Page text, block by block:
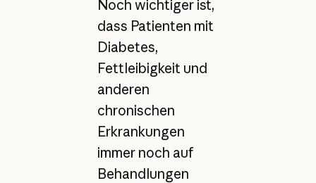
Noch wichtiger ist,
dass Patienten mit
Diabetes,
Fettleibigkeit und
anderen
chronischen
Erkrankungen
immer noch auf
Behandlungen